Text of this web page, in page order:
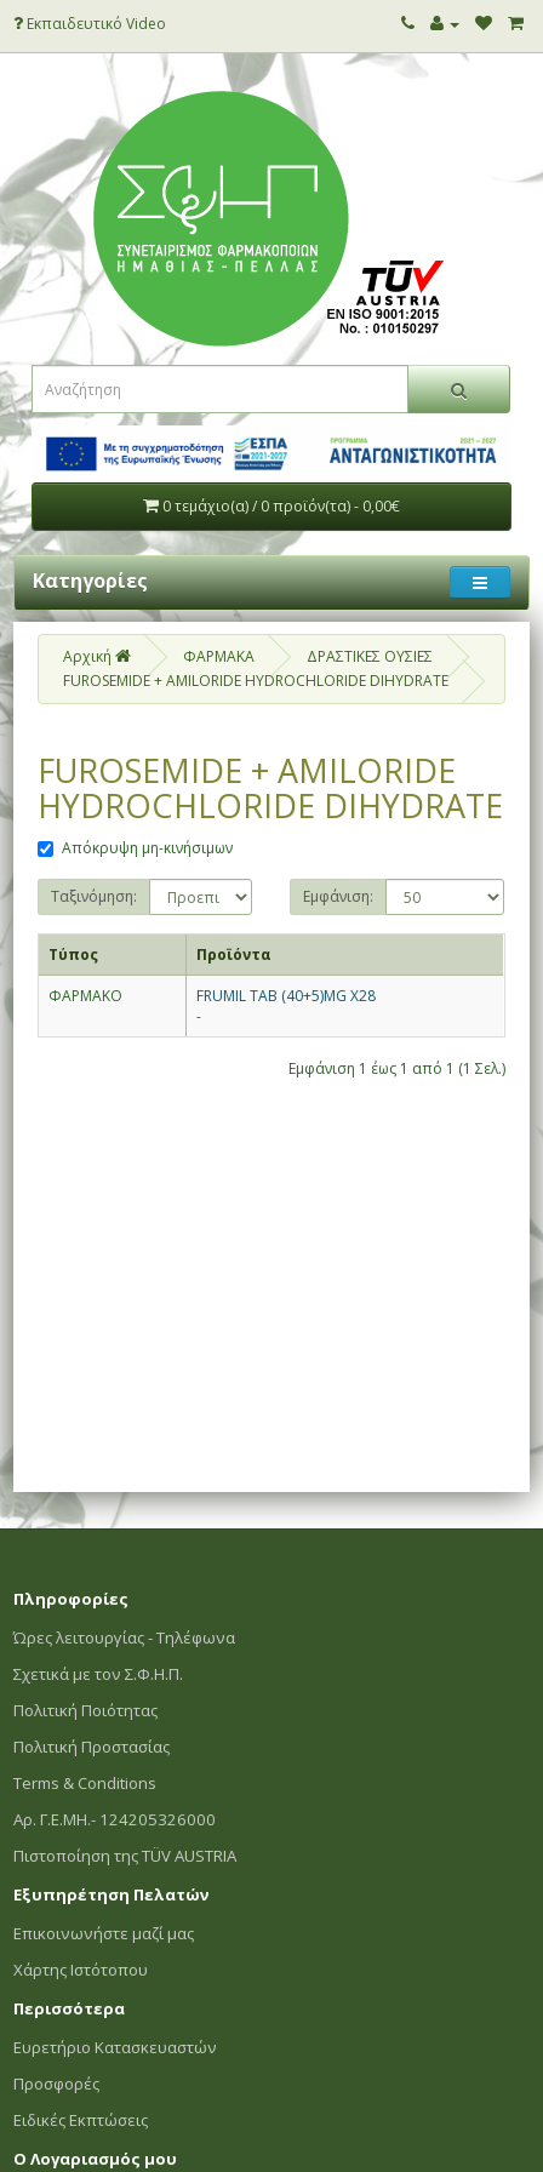
Εκπαιδευτικό Video
0 τεμάχιο(α) / 0 προϊόν(τα) - 0,00€
Κατηγορίες
Αρχική ΦΑΡΜΑΚΑ
ΔΡΑΣΤΙΚΕΣ ΟΥΣΙΕΣ
FUROSEMIDE + AMILORIDE HYDROCHLORIDE DIHYDRATE
FUROSEMIDE + AMILORIDE
HYDROCHLORIDE DIHYDRATE
Απόκρυψη μη-κινήσιμων
Ταξινόμηση: Εμφάνιση:
Τύπος
Προϊόντα
ΦΑΡΜΑΚΟ
FRUMIL TAB (40+5)MG X28
-
Εμφάνιση 1 έως 1 από 1 (1 Σελ.)
Πληροφορίες
Ώρες λειτουργίας - Τηλέφωνα
Σχετικά με τον Σ.Φ.Η.Π.
Πολιτική Ποιότητας
Πολιτική Προστασίας
Terms & Conditions
Αρ. Γ.Ε.ΜΗ.- 124205326000
Πιστοποίηση της TÜV AUSTRIA
Εξυπηρέτηση Πελατών
Επικοινωνήστε μαζί μας
Χάρτης Ιστότοπου
Περισσότερα
Ευρετήριο Κατασκευαστών
Προσφορές
Ειδικές Εκπτώσεις
Ο Λογαριασμός μου